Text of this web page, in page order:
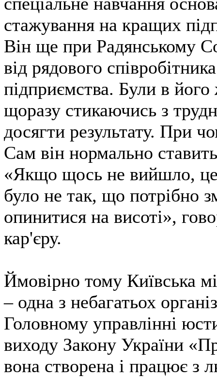
стажування на кращих
Він ще при Радянському
від рядового
підприємства. Були в його
щоразу стикаючись з
досягти результату. При
Сам він нормально
«Якщо щось не вийшло, це
було не так, що потрібно
опинитися на висоті»,
кар'єру.
Ймовірно тому Київська
– одна з небагатьох
Головному управлінні
виходу Закону України
вона створена і працює з